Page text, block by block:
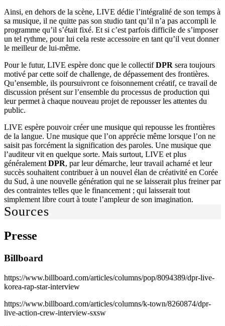
Ainsi, en dehors de la scène, LIVE dédie l’intégralité de son temps à
sa musique, il ne quitte pas son studio tant qu’il n’a pas accompli le
programme qu’il s’était fixé. Et si c’est parfois difficile de s’imposer
un tel rythme, pour lui cela reste accessoire en tant qu’il veut donner
le meilleur de lui-même.
Pour le futur, LIVE espère donc que le collectifDPR sera toujours
motivé par cette soif de challenge, de dépassement des frontières.
Qu’ensemble, ils poursuivront ce foisonnement créatif, ce travail de
discussion présent sur l’ensemble du processus de production qui
leur permet à chaque nouveau projet de repousser les attentes du
public.
LIVE espère pouvoir créer une musique qui repousse les frontières
de la langue. Une musique que l’on apprécie même lorsque l’on ne
saisit pas forcément la signification des paroles. Une musique que
l’auditeur vit en quelque sorte. Mais surtout, LIVE et plus
généralement DPR, par leur démarche, leur travail acharné et leur
succès souhaitent contribuer à un nouvel élan de créativité en Corée
du Sud, à une nouvelle génération qui ne se laisserait plus freiner par
des contraintes telles que le financement ; qui laisserait tout
simplement libre court à toute l’ampleur de son imagination.
Sources
Presse
Billboard
https://www.billboard.com/articles/columns/pop/8094389/dpr-live-
korea-rap-star-interview
https://www.billboard.com/articles/columns/k-town/8260874/dpr-
live-action-crew-interview-sxsw